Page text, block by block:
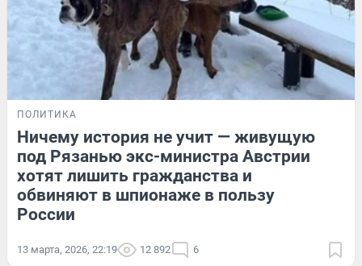
ПОЛИТИКА
Ничему история не учит — живущую
под Рязанью экс-министра Австрии
хотят лишить гражданства и
обвиняют в шпионаже в пользу
России
13 марта, 2026, 22:19 12 892 6